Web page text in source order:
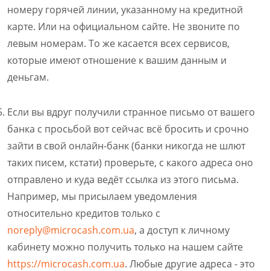
номеру горячей линии, указанному на кредитной
карте. Или на официальном сайте. Не звоните по
левым номерам. То же касается всех сервисов,
которые имеют отношение к вашим данным и
деньгам.
Если вы вдруг получили странное письмо от вашего
банка с просьбой вот сейчас всё бросить и срочно
зайти в свой онлайн-банк (банки никогда не шлют
таких писем, кстати) проверьте, с какого адреса оно
отправлено и куда ведёт ссылка из этого письма.
Например, мы присылаем уведомления
относительно кредитов только с
noreply@microcash.com.ua, а доступ к личному
кабинету можно получить только на нашем сайте
https://microcash.com.ua. Любые другие адреса - это